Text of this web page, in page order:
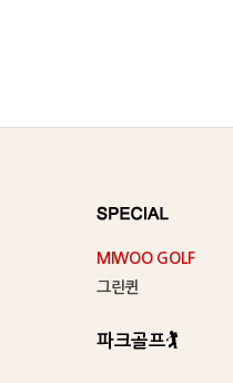
MIWOO GOLF
그린퀸
파크골프🏌️